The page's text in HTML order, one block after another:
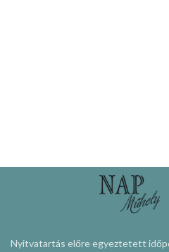
Nyitvatartás előre egyeztetett